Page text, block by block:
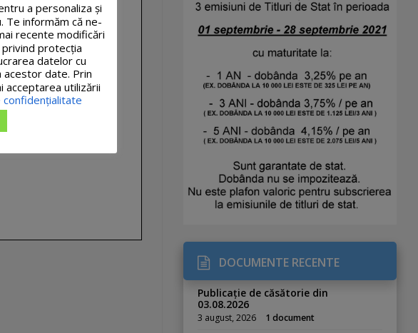
DOCUMENTE RECENTE
Publicație de căsătorie din
03.08.2026
3 august, 2026 1 document
a personaliza și
Te informăm că ne-
recente modificări
protecția
datelor cu
acestor date. Prin
acceptarea utilizării
confidențialitate